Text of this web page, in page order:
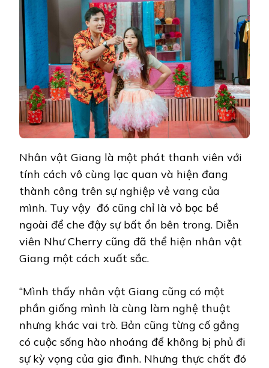
CỦA
QUÁ
KHỨ.”
Nhân vật Giang là một phát thanh viên với
tính cách vô cùng lạc quan và hiện đang
thành công trên sự nghiệp vẻ vang của
mình. Tuy vậy đó cũng chỉ là vỏ bọc bề
ngoài để che đậy sự bất ổn bên trong. Diễn
viên Như Cherry cũng đã thể hiện nhân vật
Giang một cách xuất sắc.
“Mình thấy nhân vật Giang cũng có một
phần giống mình là cùng làm nghệ thuật
nhưng khác vai trò. Bản cũng từng cố gắng
có cuộc sống hào nhoáng để không bị phủ đi
sự kỳ vọng của gia đình. Nhưng thực chất đó